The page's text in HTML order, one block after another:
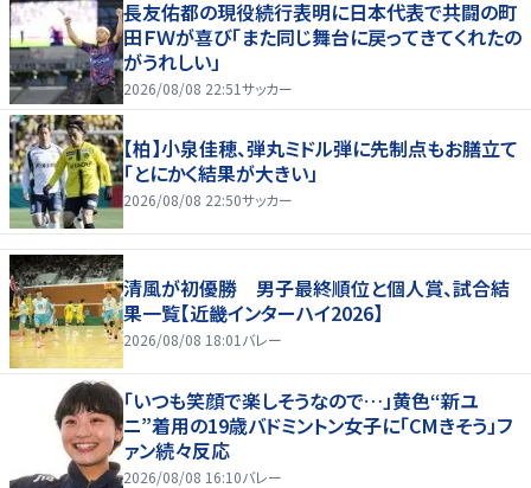
長友佑都の現役続行表明に日本代表で共闘の町
田ＦＷが喜び「また同じ舞台に戻ってきてくれたの
がうれしい」
2026/08/08 22:51サッカー
【柏】小泉佳穂、弾丸ミドル弾に先制点もお膳立て
「とにかく結果が大きい」
2026/08/08 22:50サッカー
清風が初優勝 男子最終順位と個人賞、試合結
果一覧【近畿インターハイ2026】
2026/08/08 18:01 バレー
「いつも笑顔で楽しそうなので…」黄色“新ユ
ニ”着用の19歳バドミントン女子に「CMきそう」フ
ァン続々反応
2026/08/08 16:10バレー